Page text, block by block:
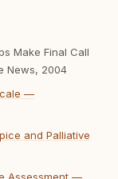
Make Final Call
News, 2004
—
and Palliative